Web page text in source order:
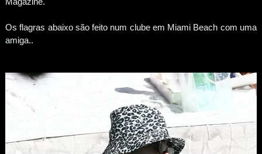
Os flagras abaixo são feito num clube em Miami Beach com uma
amiga..